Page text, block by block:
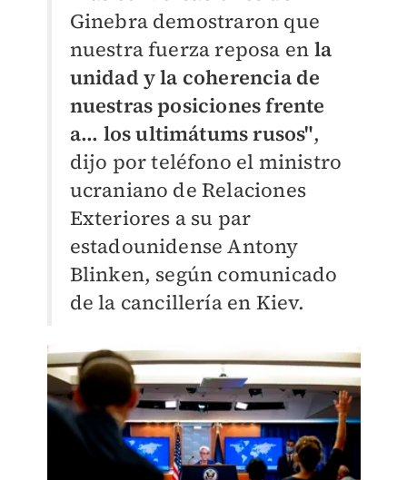
Ginebra demostraron que
nuestra fuerza reposa en la
unidad y la coherencia de
nuestras posiciones frente
a... los ultimátums rusos",
dijo por teléfono el ministro
ucraniano de Relaciones
Exteriores a su par
estadounidense Antony
Blinken, según comunicado
de la cancillería en Kiev.